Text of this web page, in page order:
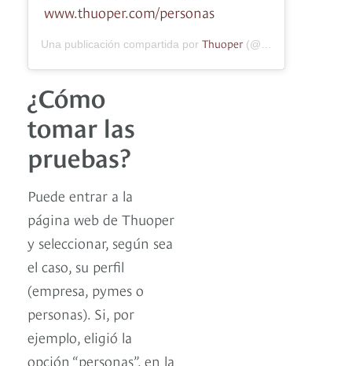
www.thuoper.com/personas
Una publicación compartida por Thuoper (@thuoper.latam) el
¿Cómo
tomar las
pruebas?
Puede entrar a la
página web de Thuoper
y seleccionar, según sea
el caso, su perfil
(empresa, pymes o
personas). Si, por
ejemplo, eligió la
opción “personas”, en la